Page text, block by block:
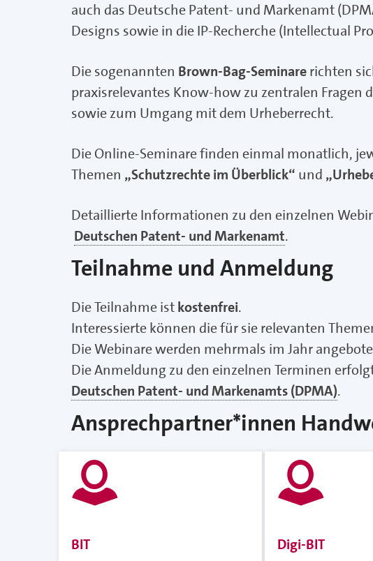
auch das Deutsche Patent- und Markenamt
Designs sowie in die IP-Recherche (Intellectual
Die sogenannten Brown-Bag-Seminarerichten
praxisrelevantes Know-how zu zentralen
sowie zum Umgang mit dem Urheberrecht.
Die Online-Seminare finden einmal monatlich,
Themen „Schutzrechte im Überblick“ und
Detaillierte Informationen zu den einzelnen
Deutschen Patent- und Markenamt.
Teilnahme und Anmeldung
Die Teilnahme istkostenfrei.
Interessierte können die für sie relevanten
Die Webinare werden mehrmals im Jahr
Die Anmeldung zu den einzelnen Terminen
Deutschen Patent- und Markenamts (DPMA).
Ansprechpartner*innen
BIT Digi-BIT